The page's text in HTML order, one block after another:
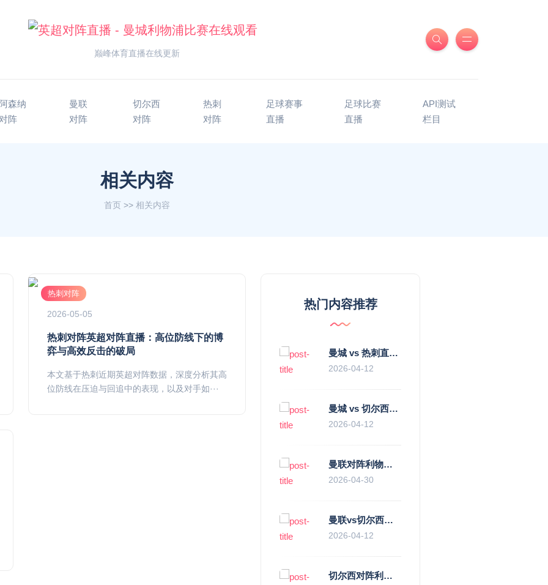
巅峰体育直播在线更新
森纳
阵
曼联
对阵
切尔西
对阵
热刺
对阵
足球赛事
直播
足球比赛
直播
API测试
栏目
相关内容
首页 >> 相关内容
热刺对阵
2026-05-05
热刺对阵英超对阵直播：高位防线下的博
弈与高效反击的破局
本文基于热刺近期英超对阵数据，深度分析其高
位防线在压迫与回追中的表现，以及对手如···
热门内容推荐
曼城 vs 热刺直播：瓜迪奥拉的“无锋阵”是天才设计还是自废武功？
2026-04-12
曼城 vs 切尔西直播复盘：瓜帅的“伪九”陷阱，如何绞杀蓝军的“三中卫”？
2026-04-12
曼联对阵利物浦，老特拉福德的红色心跳与蓝色暗涌
2026-04-30
曼联vs切尔西直播复盘：滕哈赫的“伪高位”与波切蒂诺的“无锋阵”，谁更拧巴？
2026-04-12
切尔西对阵利物浦，一场蓝红血脉里的恩怨与忠诚